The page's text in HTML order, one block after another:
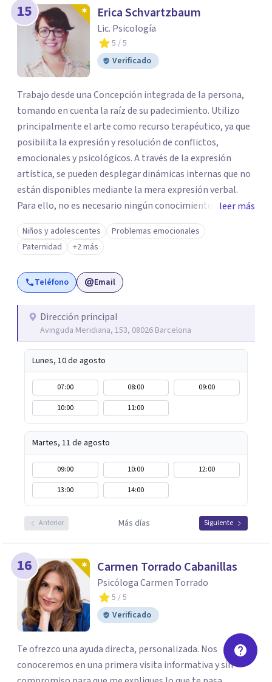
15 Erica Schvartzbaum
Lic. Psicología
5 / 5
Verificado
Trabajo desde una Concepción integrada de la persona,
tomando en cuenta la raíz de su padecimiento. Utilizo
principalmente el arte como recurso terapéutico, ya que
posibilita la expresión y resolución de conflictos,
emocionales y psicológicos. A través de la expresión
artística, se pueden desplegar dinámicas internas que no
están disponibles mediante la mera expresión verbal.
Para ello, no es necesario ningún conocimiento ni
capacidad artística previa, ya que la riqueza está en el
proceso creativo, y no en el resultado estético. A través
del proceso creativo, y de la posterior elaboración de lo
que vaya surgiendo, acompaño al paciente a encontrar el
significado de sus vivencias y/o problemáticas que le
intenta promover un nuevo sentido a la experiencia con
uno mismo/a y con el mundo externo, buscando un mayor
bienestar.
leer más
Niños y adolescentes
Problemas emocionales
Paternidad
+2 más
Teléfono Email
Dirección principal
Avinguda Meridiana, 153, 08026 Barcelona
Lunes, 10 de agosto
07:00 08:00
09:00
10:00
11:00
Martes, 11 de agosto
09:00 10:00
12:00
13:00
14:00
Anterior Más días Siguiente
16 Carmen Torrado Cabanillas
Psicóloga Carmen Torrado
5 / 5
Verificado
Te ofrezco una ayuda directa, personalizada. Nos
conoceremos en una primera visita informativa y sin